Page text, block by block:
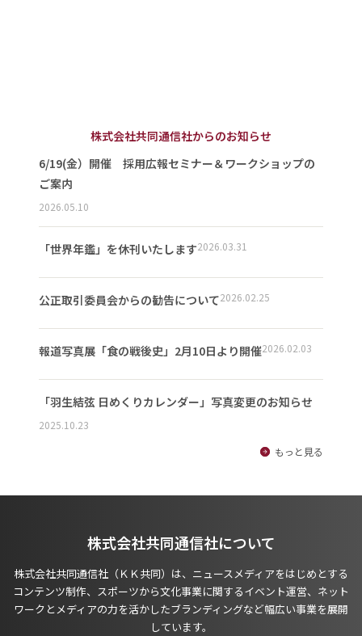
株式会社共同通信社からのお知らせ
6/19(金）開催 採用広報セミナー＆ワークショップの
ご案内
2026.05.10
「世界年鑑」を休刊いたします2026.03.31
公正取引委員会からの勧告について2026.02.25
報道写真展「食の戦後史」2月10日より開催2026.02.03
「羽生結弦 日めくりカレンダー」写真変更のお知らせ
2025.10.23
もっと見る
株式会社共同通信社について
株式会社共同通信社（ＫＫ共同）は、ニュースメディアをはじめとする
コンテンツ制作、スポーツから文化事業に関するイベント運営、ネット
ワークとメディアの力を活かしたブランディングなど幅広い事業を展開
しています。